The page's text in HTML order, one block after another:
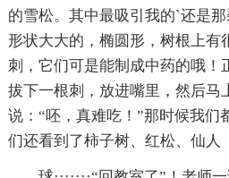
的雪松。其中最吸引我的`还是
形状大大的，椭圆形，树根上有
刺，它们可是能制成中药的哦！
拔下一根刺，放进嘴里，然后马
说：“呸，真难吃！”那时候我们
们还看到了柿子树、红松、仙人